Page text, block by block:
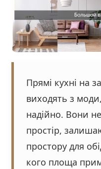
Прямі кухні на
виходять з
надійно. Вони
простір,
простору для
кого площа